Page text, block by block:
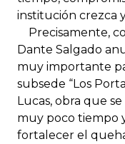
institución crezca
Precisamente,
Dante Salgado
muy importante
subsede “Los
Lucas, obra que
muy poco tiempo
fortalecer el